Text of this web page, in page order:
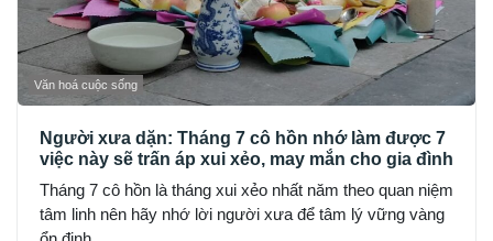
Văn hoá cuộc sống
Người xưa dặn: Tháng 7 cô hồn nhớ làm được 7
việc này sẽ trấn áp xui xẻo, may mắn cho gia đình
Tháng 7 cô hồn là tháng xui xẻo nhất năm theo quan niệm
tâm linh nên hãy nhớ lời người xưa để tâm lý vững vàng